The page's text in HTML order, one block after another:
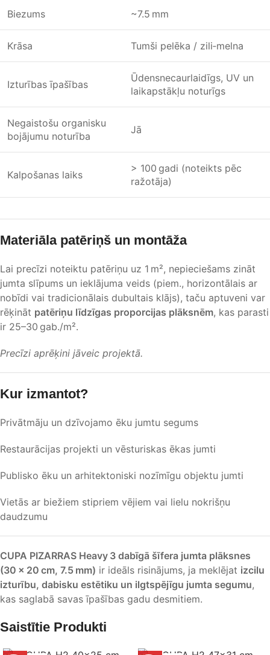
Biezums ~7.5 mm
Krāsa Tumši pelēka / zili‑melna
Izturības īpašības
Ūdensnecaurlaidīgs, UV un
laikapstākļu noturīgs
Negaistošu organisku
bojājumu noturība
Jā
Kalpošanas laiks
> 100 gadi (noteikts pēc
ražotāja)
Materiāla patēriņš un montāža
Lai precīzi noteiktu patēriņu uz 1 m², nepieciešams zināt
jumta slīpums un ieklājuma veids (piem., horizontālais ar
nobīdi vai tradicionālais dubultais klājs), taču aptuveni var
rēķināt patēriņu līdzīgas proporcijas plāksnēm, kas parasti
ir 25–30 gab./m².
Precīzi aprēķini jāveic projektā.
Kur izmantot?
Privātmāju un dzīvojamo ēku jumtu segums
Restaurācijas projekti un vēsturiskas ēkas jumti
Publisko ēku un arhitektoniski nozīmīgu objektu jumti
Vietās ar biežiem stipriem vējiem vai lielu nokrišņu
daudzumu
CUPA PIZARRAS Heavy 3 dabīgā šīfera jumta plāksnes
(30 × 20 cm, 7.5 mm) ir ideāls risinājums, ja meklējat izcilu
izturību, dabisku estētiku un ilgtspējīgu jumta segumu,
kas saglabā savas īpašības gadu desmitiem.
Saistītie Produkti